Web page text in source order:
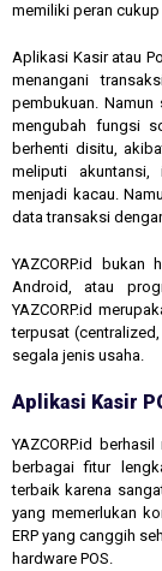
memiliki peran
Aplikasi Kasir atau
menangani
pembukuan.
mengubah fungsi
berhenti disitu,
meliputi
menjadi kacau.
data transaksi
YAZCORP.id
Android, atau
YAZCORP.id
terpusat
segala jenis usaha.
Aplikasi Kasir
YAZCORP.id
berbagai fitur
terbaik karena
yang memerlukan
ERP yang canggih
hardware POS.